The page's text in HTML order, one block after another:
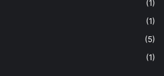
(1)
(1)
(5)
(1)